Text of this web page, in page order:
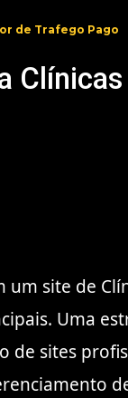
de Trafego Pago
site de
Uma
de sites